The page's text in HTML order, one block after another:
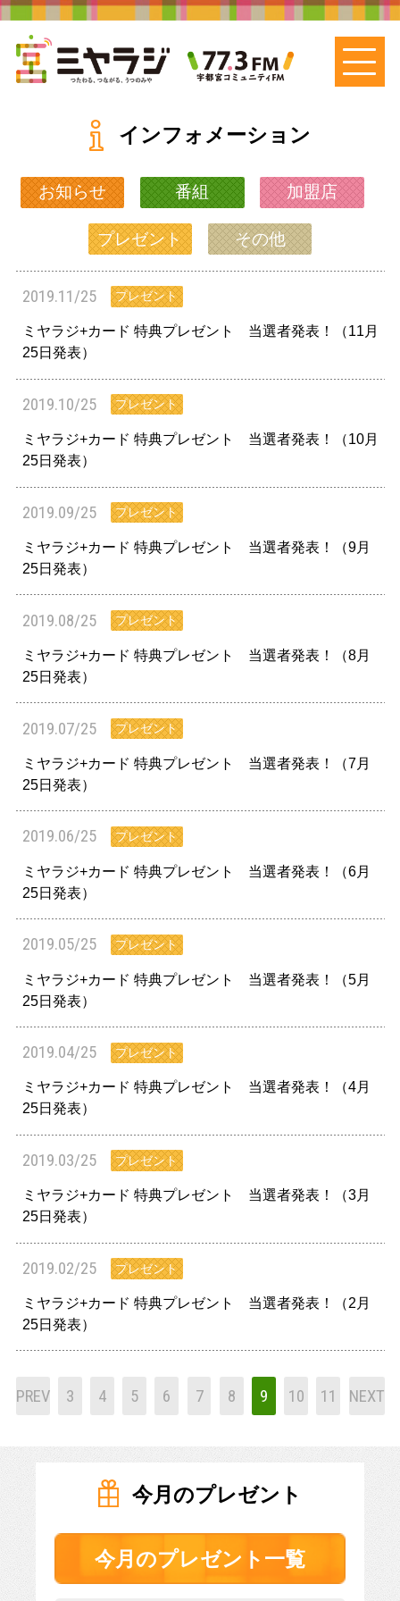
今月のプレゼント
今月のプレゼント一覧
インフォメーション
お知らせ 番組 加盟店
プレゼント その他
2019.11/25 プレゼント
ミヤラジ+カード 特典プレゼント 当選者発表！（11月
25日発表）
2019.10/25 プレゼント
ミヤラジ+カード 特典プレゼント 当選者発表！（10月
25日発表）
2019.09/25 プレゼント
ミヤラジ+カード 特典プレゼント 当選者発表！（9月
25日発表）
2019.08/25 プレゼント
ミヤラジ+カード 特典プレゼント 当選者発表！（8月
25日発表）
2019.07/25 プレゼント
ミヤラジ+カード 特典プレゼント 当選者発表！（7月
25日発表）
2019.06/25 プレゼント
ミヤラジ+カード 特典プレゼント 当選者発表！（6月
25日発表）
2019.05/25 プレゼント
ミヤラジ+カード 特典プレゼント 当選者発表！（5月
25日発表）
2019.04/25 プレゼント
ミヤラジ+カード 特典プレゼント 当選者発表！（4月
25日発表）
2019.03/25 プレゼント
ミヤラジ+カード 特典プレゼント 当選者発表！（3月
25日発表）
2019.02/25 プレゼント
ミヤラジ+カード 特典プレゼント 当選者発表！（2月
25日発表）
PREV 3 4 5 6 7 8 9 10 11 NEXT